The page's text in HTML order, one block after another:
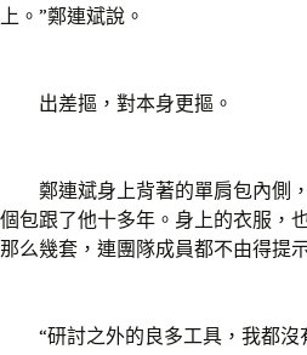
上。”鄭連斌說。
出差摳，對本身更摳。
鄭連斌身上背著的單肩包內側
個包跟了他十多年。身上的衣服，
那么幾套，連團隊成員都不由得提
“研討之外的良多工具，我都沒